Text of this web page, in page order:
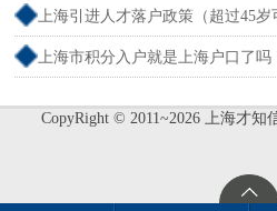
上海引进人才落户政策（超过45岁
上海市积分入户就是上海户口了
CopyRight © 2011~2026 上海才